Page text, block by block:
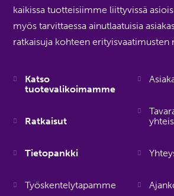
kaikissa tuotteisiimme liittyvissä
myös tarvittaessa ainutlaatuisia
ratkaisuja kohteen erityisvaatimusten
Katso
tuotevalikoimamme
Ratkaisut
Tietopankki
Työskentelytapamme